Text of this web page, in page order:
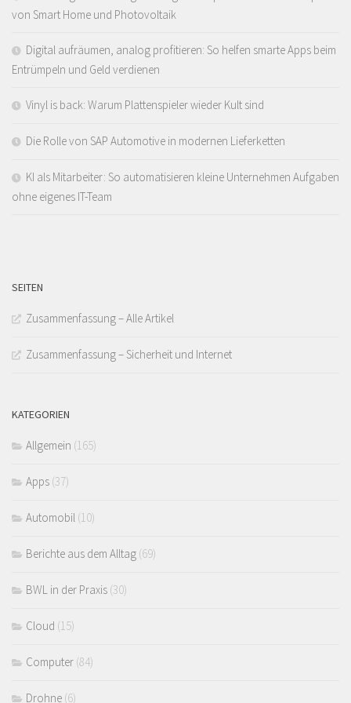
von Smart Home und Photovoltaik
Digital aufräumen, analog profitieren: So helfen smarte Apps beim
Entrümpeln und Geld verdienen
Vinyl is back: Warum Plattenspieler wieder Kult sind
Die Rolle von SAP Automotive in modernen Lieferketten
KI als Mitarbeiter: So automatisieren kleine Unternehmen Aufgaben
ohne eigenes IT-Team
SEITEN
Zusammenfassung – Alle Artikel
Zusammenfassung – Sicherheit und Internet
KATEGORIEN
Allgemein (165)
Apps (37)
Automobil (10)
Berichte aus dem Alltag (69)
BWL in der Praxis (30)
Cloud (15)
Computer (84)
Drohne (6)